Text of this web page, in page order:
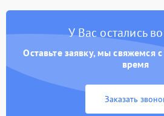
У Вас остались
Оставьте заявку, мы свяжемся
время
Заказать